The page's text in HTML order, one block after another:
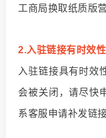
工商局换取纸质版
2.入驻链接有时效性
入驻链接具有时效
会被关闭，请尽快
系客服申请补发链接